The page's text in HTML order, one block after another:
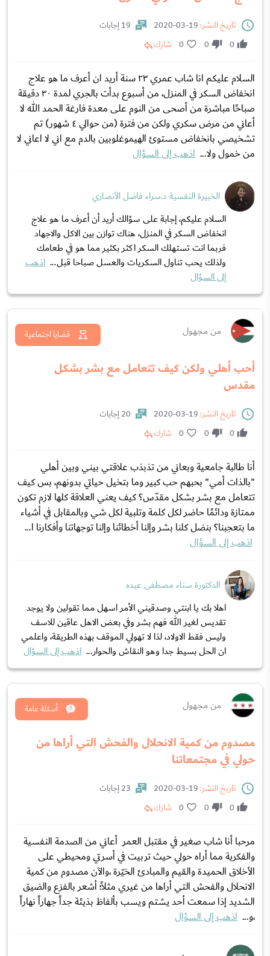
تاريخ النشر:
19 إجابات
0
0
0 شارك
السلام عليكم انا شاب عمري ٢٣ سنة أريد ان أعرف ما هو علاج
انخفاض السكر في المنزل، من أسبوع بدأت بالجري لمدة ٣٠ دقيقة
صباحًا مباشرة من أصحى من النوم على معدة فارغة الحمد الله لا
أعاني من مرض سكري ولكن من فترة (من حوالي ٤ شهور) تم
تشخيصي بانخفاض مستوئ الهيموغلوبين بالدم مع اني لا اعاني لا
من خمول ولا... اذهب إلى السؤال
الخبيرة النفسية د.سراء فاضل الأنصاري
السلام عليكم، إجابة على سؤالك أريد أن أعرف ما هو علاج
انخفاض السكر في المنزل، هناك توازن بين الاكل والاجهاد
فربما انت تستهلك السكر اكثر بكثير مما هو في طعامك
ولذلك يحب تناول السكريات والعسل صباحا قبل... اذهب
إلى السؤال
من مجهول
أحب أهلي ولكن كيف تتعامل مع بشر بشكل
مقدس
قضايا اجتماعية
تاريخ النشر:
20 إجابات
0
0
0 شارك
أنا طالبة جامعية وبعاني من تذبذب علاقتي بيني وبين أهلي
"بالذات أمي" بحبهم حب كبير وما بتخيل حياتي بدونهم، بس كيف
تتعامل مع بشر بشكل مقدّس؟ كيف يعني العلاقة كلها لازم تكون
ممتازة ودائمًا حاضر لكل كلمة وتلبية لكل شي وبالمقابل في أشياء
ما بتعجبنا؟ بنضل كلنا بشر وإلنا أخطائنا وإلنا توجهاتنا وأفكارنا ا...
اذهب إلى السؤال
الدكتورة سناء مصطفى عبده
اهلا بك يا ابنتي وصدقيني الأمر اسهل مما تقولين ولا يوجد
تقديس لغير الله فهم بشر وفي بعض الاهل عاقين للاسف
وليس فقط الاولاد، لذا لا تهولي الموقف بهذه الطريقة، واعلمي
ان الحل بسيط جدا وهو النقاش والحوار... اذهب إلى السؤال
من مجهول
مصدوم من كمية الانحلال والفحش التي أراها من
حولي في مجتمعاتنا
أسئلة عامة
تاريخ النشر:
23 إجابات
0
0
0 شارك
مرحبا أنا شاب صغير في مقتبل العمر أعاني من الصدمة النفسية
والفكرية مما أراه حولي حيث تربيت في أسرتي ومحيطي على
الأخلاق الحميدة والقيم والمبادئ الخيّرة ،والآن مصدوم من كمية
الانحلال والفحش التي أراها من غيري مثلاً؛ أشعر بالفزع والضيق
الشديد إذا سمعت أحد يشتم ويسب بألفاظ بذيئة جداً جهاراً نهاراً
،و... اذهب إلى السؤال